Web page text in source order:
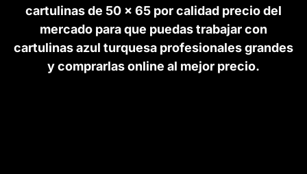
cartulinas de 50 x 65 por calidad precio del
mercado para que puedas trabajar con
cartulinas azul turquesa profesionales grandes
y comprarlas online al mejor precio.